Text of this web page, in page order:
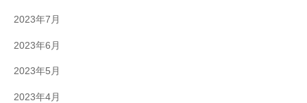
2023年7月
2023年6月
2023年5月
2023年4月